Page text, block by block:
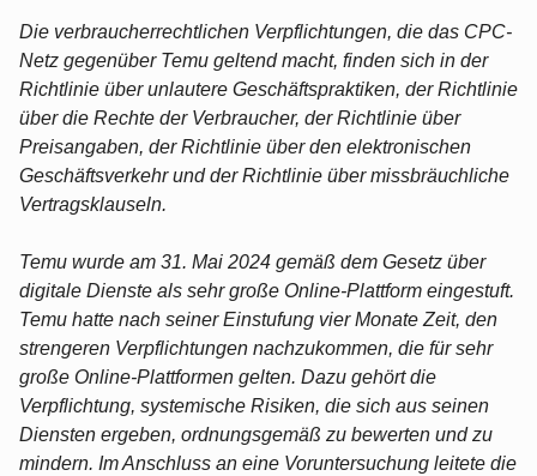
Die verbraucherrechtlichen Verpflichtungen, die das CPC-
Netz gegenüber Temu geltend macht, finden sich in der
Richtlinie über unlautere Geschäftspraktiken, der Richtlinie
über die Rechte der Verbraucher, der Richtlinie über
Preisangaben, der Richtlinie über den elektronischen
Geschäftsverkehr und der Richtlinie über missbräuchliche
Vertragsklauseln.
Temu wurde am 31. Mai 2024 gemäß dem Gesetz über
digitale Dienste als sehr große Online-Plattform eingestuft.
Temu hatte nach seiner Einstufung vier Monate Zeit, den
strengeren Verpflichtungen nachzukommen, die für sehr
große Online-Plattformen gelten. Dazu gehört die
Verpflichtung, systemische Risiken, die sich aus seinen
Diensten ergeben, ordnungsgemäß zu bewerten und zu
mindern. Im Anschluss an eine Voruntersuchung leitete die